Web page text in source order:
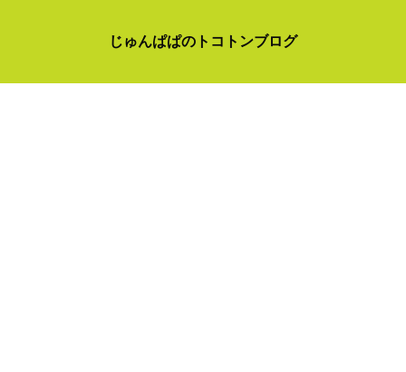
じゅんぱぱのトコトンブログ